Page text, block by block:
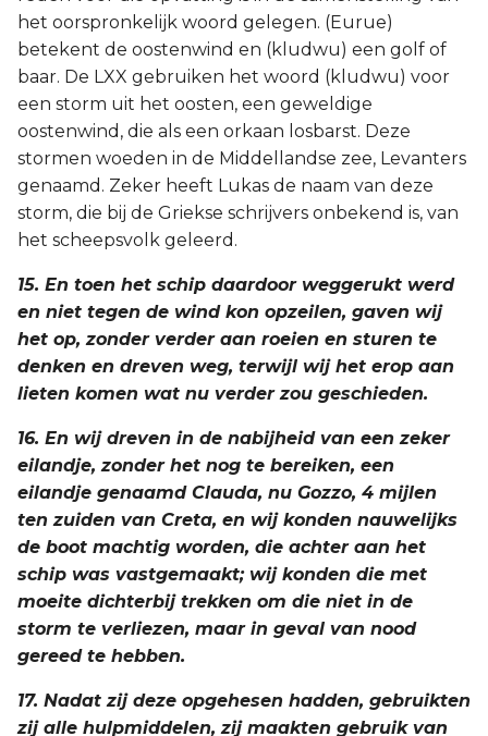
het oorspronkelijk woord gelegen. (Eurue)
betekent de oostenwind en (kludwu) een golf of
baar. De LXX gebruiken het woord (kludwu) voor
een storm uit het oosten, een geweldige
oostenwind, die als een orkaan losbarst. Deze
stormen woeden in de Middellandse zee, Levanters
genaamd. Zeker heeft Lukas de naam van deze
storm, die bij de Griekse schrijvers onbekend is, van
het scheepsvolk geleerd.
15. En toen het schip daardoor weggerukt werd
en niet tegen de wind kon opzeilen, gaven wij
het op, zonder verder aan roeien en sturen te
denken en dreven weg, terwijl wij het erop aan
lieten komen wat nu verder zou geschieden.
16. En wij dreven in de nabijheid van een zeker
eilandje, zonder het nog te bereiken, een
eilandje genaamd Clauda, nu Gozzo, 4 mijlen
ten zuiden van Creta, en wij konden nauwelijks
de boot machtig worden, die achter aan het
schip was vastgemaakt; wij konden die met
moeite dichterbij trekken om die niet in de
storm te verliezen, maar in geval van nood
gereed te hebben.
17. Nadat zij deze opgehesen hadden, gebruikten
zij alle hulpmiddelen, zij maakten gebruik van